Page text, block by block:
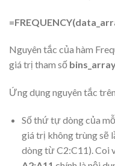
Nguyên tắc của hàm
giá trị tham số
Ứng dụng nguyên tắc
Số thứ tự dòng của
giá trị không trùng sẽ
dòng từ C2:C11). Coi